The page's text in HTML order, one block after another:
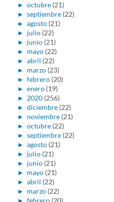
► octubre (21)
► septiembre (22)
► agosto (21)
► julio (22)
► junio (21)
► mayo (22)
► abril (22)
► marzo (23)
► febrero (20)
► enero (19)
► 2020 (256)
► diciembre (22)
► noviembre (21)
► octubre (22)
► septiembre (22)
► agosto (21)
► julio (21)
► junio (21)
► mayo (21)
► abril (22)
► marzo (22)
► febrero (20)